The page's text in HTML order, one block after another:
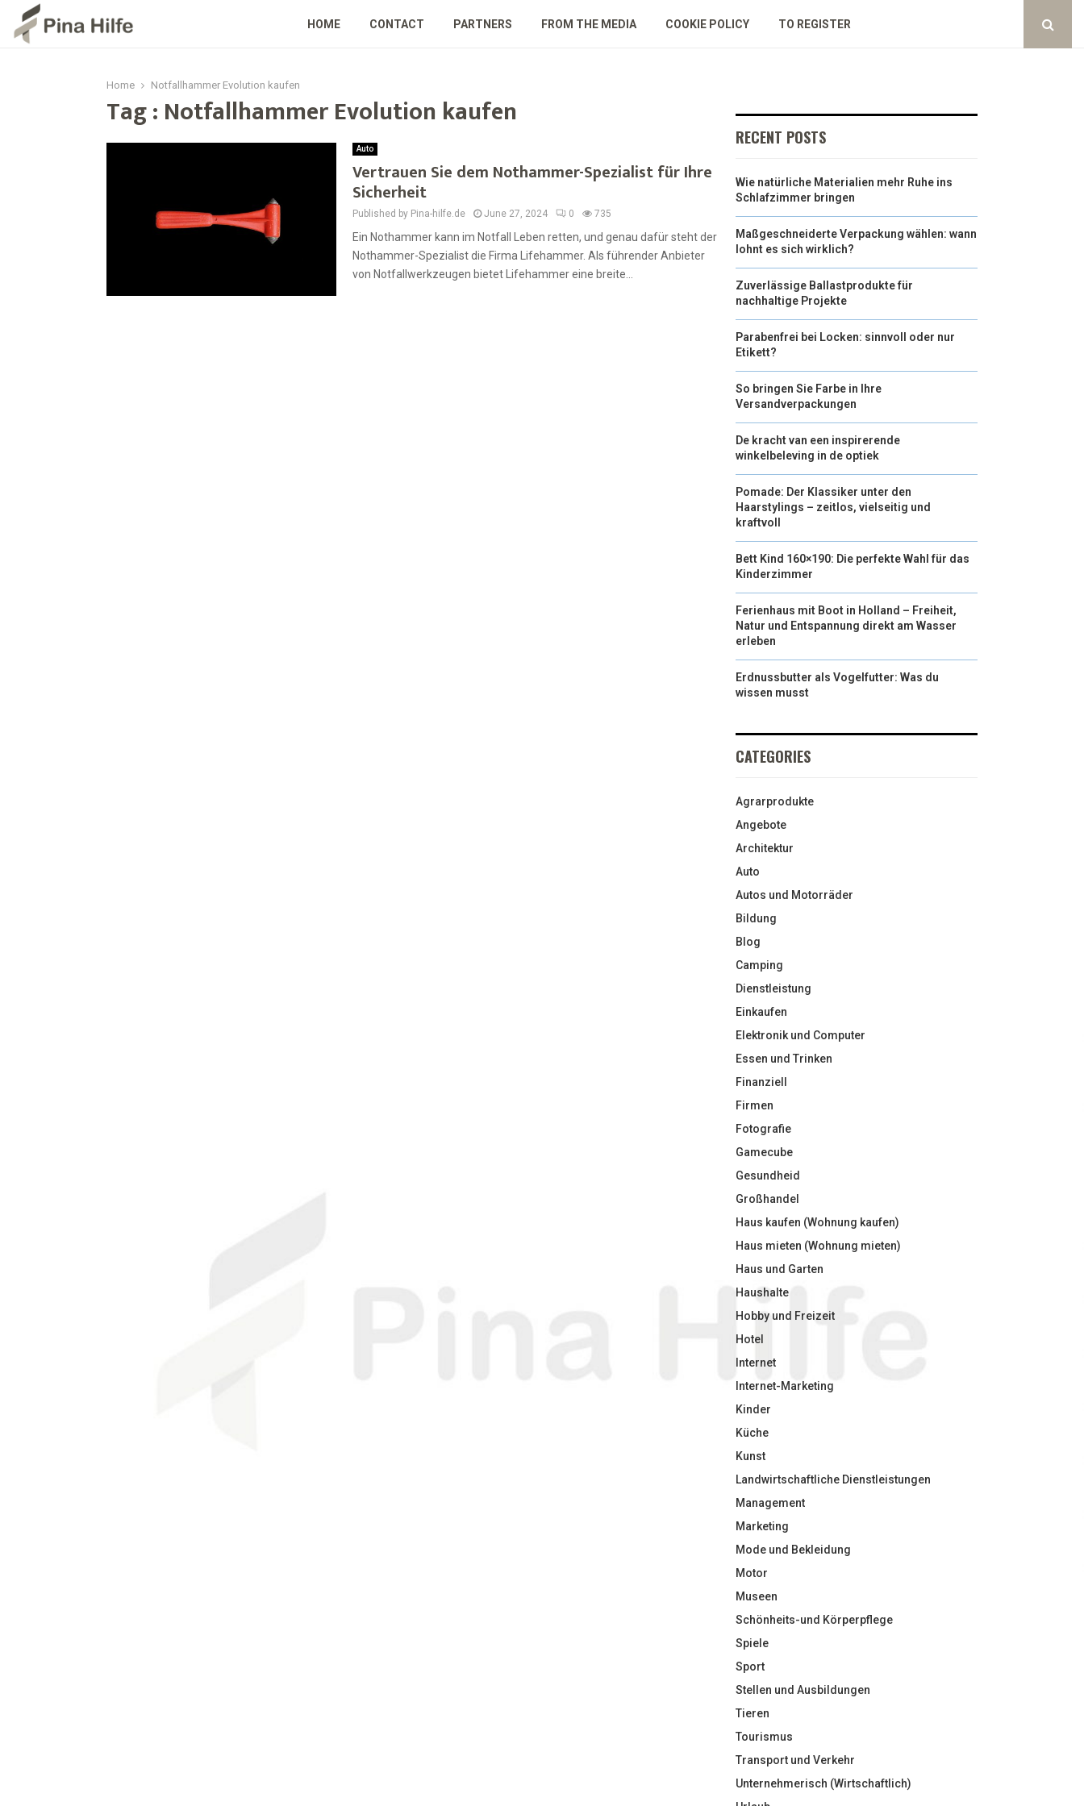
HOME CONTACT PARTNERS FROM THE MEDIA COOKIE POLICY TO REGISTER
Home Notfallhammer Evolution kaufen
Tag : Notfallhammer Evolution kaufen
Auto
Vertrauen Sie dem Nothammer-Spezialist für Ihre
Sicherheit
Published by Pina-hilfe.de June 27, 2024 0 735
Ein Nothammer kann im Notfall Leben retten, und genau dafür steht der
Nothammer-Spezialist die Firma Lifehammer. Als führender Anbieter
von Notfallwerkzeugen bietet Lifehammer eine breite...
RECENT POSTS
Wie natürliche Materialien mehr Ruhe ins
Schlafzimmer bringen
Maßgeschneiderte Verpackung wählen: wann
lohnt es sich wirklich?
Zuverlässige Ballastprodukte für
nachhaltige Projekte
Parabenfrei bei Locken: sinnvoll oder nur
Etikett?
So bringen Sie Farbe in Ihre
Versandverpackungen
De kracht van een inspirerende
winkelbeleving in de optiek
Pomade: Der Klassiker unter den
Haarstylings – zeitlos, vielseitig und
kraftvoll
Bett Kind 160×190: Die perfekte Wahl für das
Kinderzimmer
Ferienhaus mit Boot in Holland – Freiheit,
Natur und Entspannung direkt am Wasser
erleben
Erdnussbutter als Vogelfutter: Was du
wissen musst
CATEGORIES
Agrarprodukte
Angebote
Architektur
Auto
Autos und Motorräder
Bildung
Blog
Camping
Dienstleistung
Einkaufen
Elektronik und Computer
Essen und Trinken
Finanziell
Firmen
Fotografie
Gamecube
Gesundheid
Großhandel
Haus kaufen (Wohnung kaufen)
Haus mieten (Wohnung mieten)
Haus und Garten
Haushalte
Hobby und Freizeit
Hotel
Internet
Internet-Marketing
Kinder
Küche
Kunst
Landwirtschaftliche Dienstleistungen
Management
Marketing
Mode und Bekleidung
Motor
Museen
Schönheits-und Körperpflege
Spiele
Sport
Stellen und Ausbildungen
Tieren
Tourismus
Transport und Verkehr
Unternehmerisch (Wirtschaftlich)